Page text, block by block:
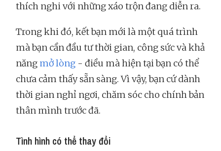
thích nghi với những xáo trộn đang diễn ra.
Trong khi đó, kết bạn mới là một quá trình
mà bạn cần đầu tư thời gian, công sức và khả
năng mở lòng - điều mà hiện tại bạn có thể
chưa cảm thấy sẵn sàng. Vì vậy, bạn cứ dành
thời gian nghỉ ngơi, chăm sóc cho chính bản
thân mình trước đã.
Tình hình có thể thay đổi